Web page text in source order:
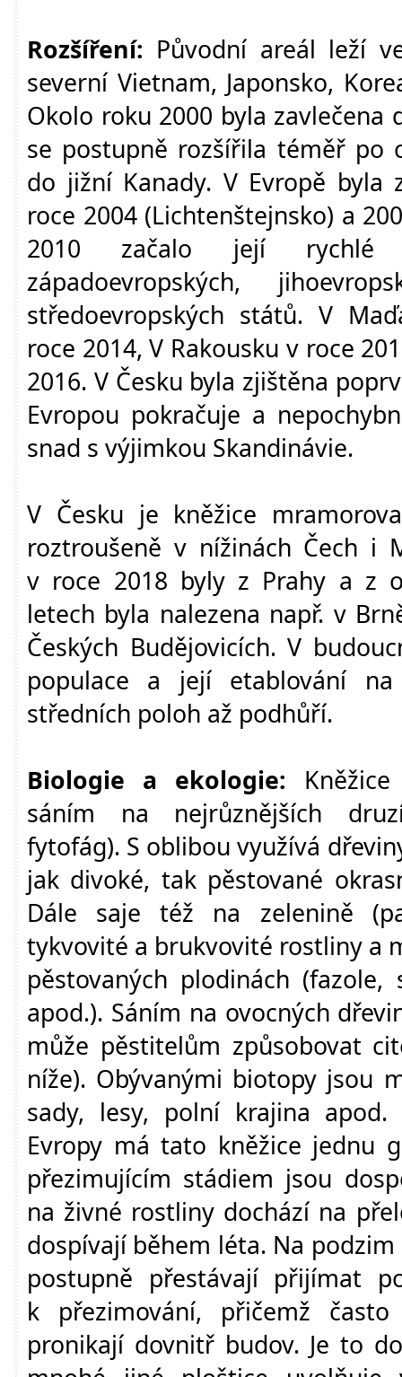
Rozšíření: Původní areál leží
severní Vietnam, Japonsko,
Okolo roku 2000 byla zavlečena
se postupně rozšířila téměř po
do jižní Kanady. V Evropě byla
roce 2004 (Lichtenštejnsko) a
2010 začalo její
západoevropských,
středoevropských států. V
roce 2014, V Rakousku v roce
2016. V Česku byla zjištěna
Evropou pokračuje a
snad s výjimkou Skandinávie.
V Česku je kněžice
roztroušeně v nížinách Čech i
v roce 2018 byly z Prahy a z
letech byla nalezena např. v
Českých Budějovicích. V
populace a její etablování
středních poloh až podhůří.
Biologie a ekologie:
sáním na nejrůznějších
fytofág). S oblibou využívá
jak divoké, tak pěstované
Dále saje též na zelenině
tykvovité a brukvovité rostliny a
pěstovaných plodinách
apod.). Sáním na ovocných
může pěstitelům způsobovat
níže). Obývanými biotopy jsou
sady, lesy, polní krajina
Evropy má tato kněžice jednu
přezimujícím stádiem jsou
na živné rostliny dochází na
dospívají během léta. Na
postupně přestávají přijímat
k přezimování, přičemž
pronikají dovnitř budov. Je to